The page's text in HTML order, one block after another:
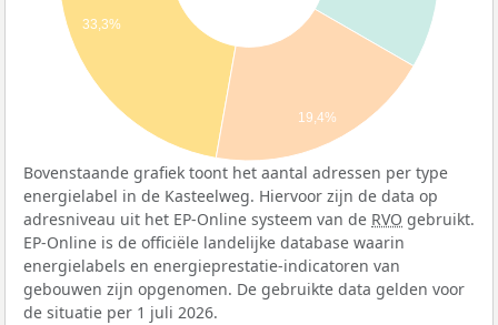
33,3%
19,4%
Bovenstaande grafiek toont het aantal adressen per type
energielabel in de Kasteelweg. Hiervoor zijn de data op
adresniveau uit het EP-Online systeem van de RVO gebruikt.
EP-Online is de officiële landelijke database waarin
energielabels en energieprestatie-indicatoren van
gebouwen zijn opgenomen. De gebruikte data gelden voor
de situatie per 1 juli 2026.